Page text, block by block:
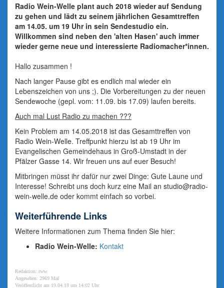
Radio Wein-Welle plant auch 2018 wieder auf Sendung
zu gehen und lädt zu seinem jährlichen Gesamttreffen
am 14.05. um 19 Uhr in sein Sendestudio ein.
Willkommen sind neben den 'alten Hasen' auch immer
wieder gerne neue und interessierte Radiomacher*innen.
Hallo zusammen !
Nach langer Pause gibt es endlich mal wieder ein
Lebenszeichen von uns ;). Die Vorbereitungen zu der neuen
Sendewoche (gepl. vom: 11.09. bis 17.09) laufen bereits.
Auch mal Lust Radio zu machen ???
Kein Problem am 14.05.2018 ist das Gesamttreffen von
Radio Wein-Welle. Treffpunkt hierzu ist ab 19 Uhr im
Evangelischen Gemeindehaus in Groß-Umstadt in der
Pfälzer Gasse 14. Wir freuen uns auf euer Besuch!
Mitbringen müsst ihr dafür nur zwei Dinge: Gute Laune und
Interesse! Schreibt uns doch kurz eine Mail an studio@radio-
wein-welle.de oder kommt einfach so vorbei.
Weiterführende Links
Weitere Informationen zum Thema finden Sie hier:
Radio Wein-Welle: Kontakt
Redaktion: rww
Angesehen: 2969 Mal
Veröffentlicht am 19.04.18 um 14:02 Uhr